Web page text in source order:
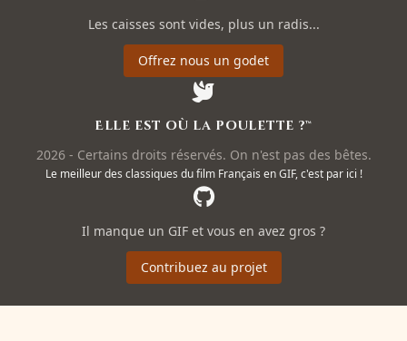
Les caisses sont vides, plus un radis...
Offrez nous un godet
Elle est où la poulette ?™
2026 - Certains droits réservés. On n'est pas des bêtes.
Le meilleur des classiques du film Français en GIF, c'est par ici !
Il manque un GIF et vous en avez gros ?
Contribuez au projet